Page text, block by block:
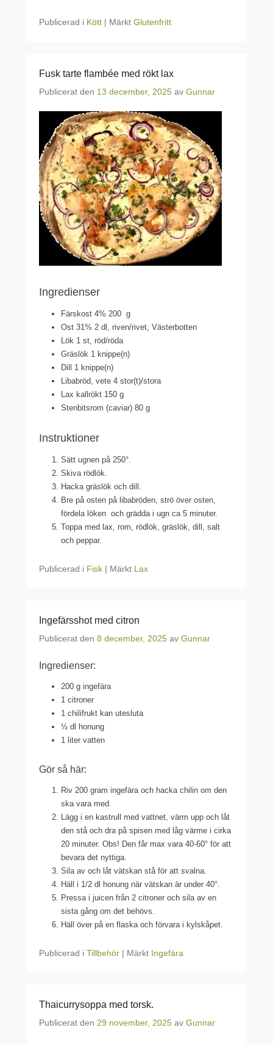
Publicerad i Kött | Märkt Glutenfritt
Fusk tarte flambée med rökt lax
Publicerat den 13 december, 2025 av Gunnar
Ingredienser
Färskost 4% 200 g
Ost 31% 2 dl, riven/rivet, Västerbotten
Lök 1 st, röd/röda
Gräslök 1 knippe(n)
Dill 1 knippe(n)
Libabröd, vete 4 stor(t)/stora
Lax kallrökt 150 g
Stenbitsrom (caviar) 80 g
Instruktioner
Sätt ugnen på 250°.
Skiva rödlök.
Hacka gräslök och dill.
Bre på osten på libabröden, strö över osten,
fördela löken och grädda i ugn ca 5 minuter.
Toppa med lax, rom, rödlök, gräslök, dill, salt
och peppar.
Publicerad i Fisk | Märkt Lax
Ingefärsshot med citron
Publicerat den 8 december, 2025 av Gunnar
Ingredienser:
200 g ingefära
1 citroner
1 chilifrukt kan utesluta
½ dl honung
1 liter vatten
Gör så här:
Riv 200 gram ingefära och hacka chilin om den
ska vara med.
Lägg i en kastrull med vattnet, värm upp och låt
den stå och dra på spisen med låg värme i cirka
20 minuter. Obs! Den får max vara 40-60° för att
bevara det nyttiga.
Sila av och låt vätskan stå för att svalna.
Häll i 1/2 dl honung när vätskan är under 40°.
Pressa i juicen från 2 citroner och sila av en
sista gång om det behövs.
Häll över på en flaska och förvara i kylskåpet.
Publicerad i Tillbehör | Märkt Ingefära
Thaicurrysoppa med torsk.
Publicerat den 29 november, 2025 av Gunnar